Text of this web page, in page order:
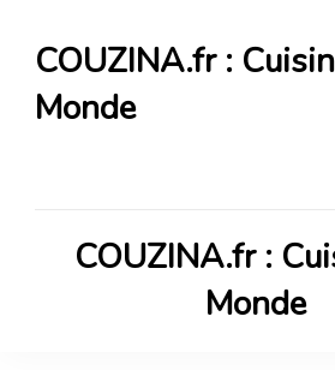
COUZINA.fr :
Monde
COUZINA.fr :
Monde